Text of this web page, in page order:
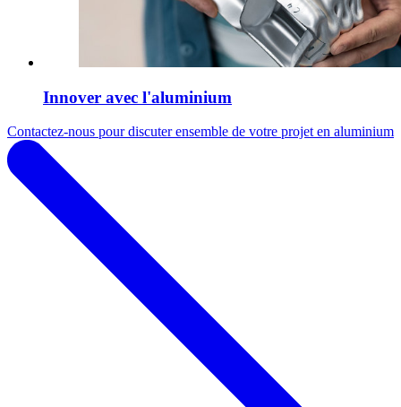
Innover avec l'aluminium
Contactez-nous pour discuter ensemble de votre projet en aluminium